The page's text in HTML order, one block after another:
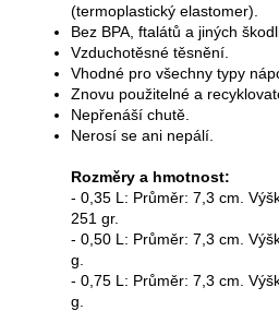
(termoplastický elastomer).
Bez BPA, ftalátů a jiných
Vzduchotěsné těsnění.
Vhodné pro všechny typy
Znovu použitelné a
Nepřenáší chutě.
Nerosí se ani nepálí.
Rozměry a hmotnost:
- 0,35 L: Průměr: 7,3 cm.
251 gr.
- 0,50 L: Průměr: 7,3 cm.
g.
- 0,75 L: Průměr: 7,3 cm.
g.